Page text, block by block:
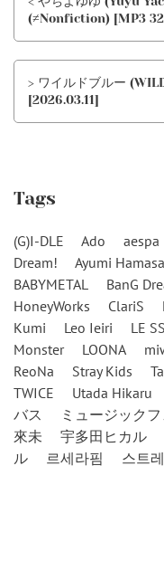
(≠Nonfiction) [MP3
> ワイルドブルー
[2026.03.11]
Tags
(G)I-DLE Ado aespa
Dream!
Ayumi
BABYMETAL
BanG
HoneyWorks
ClariS
Kumi
Leo Ieiri LE
Monster
LOONA
ReoNa
Stray Kids
TWICE
Utada Hikaru
バス
ミュージック
來未
宇多田ヒカル
ル
르세라핌 스트